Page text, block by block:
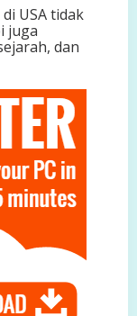
USA tidak
juga
dan